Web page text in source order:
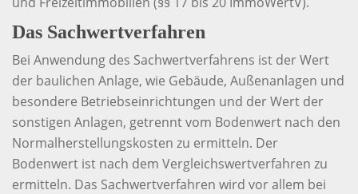
Das Sachwertverfahren
Bei Anwendung des Sachwertverfahrens ist der Wert
der baulichen Anlage, wie Gebäude, Außenanlagen und
besondere Betriebseinrichtungen und der Wert der
sonstigen Anlagen, getrennt vom Bodenwert nach den
Normalherstellungskosten zu ermitteln. Der
Bodenwert ist nach dem Vergleichswertverfahren zu
ermitteln. Das Sachwertverfahren wird vor allem bei